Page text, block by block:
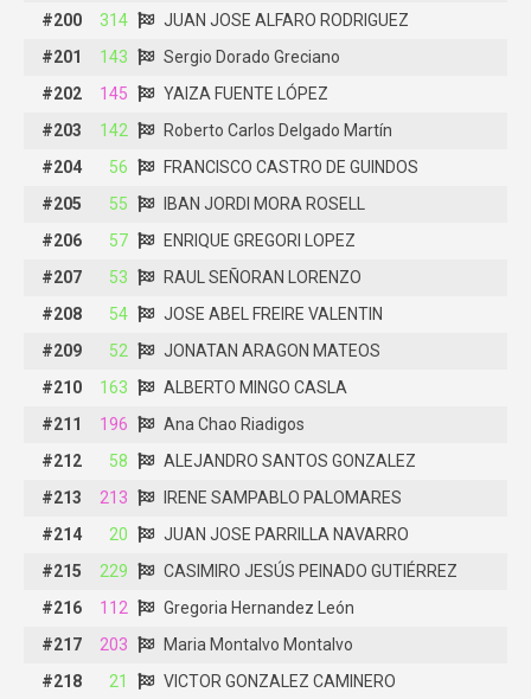
#200
314
JUAN JOSE ALFARO RODRIGUEZ
#201
143
Sergio Dorado Greciano
#202
145
YAIZA FUENTE LÓPEZ
#203
142
Roberto Carlos Delgado Martín
#204
56
FRANCISCO CASTRO DE GUINDOS
#205
55
IBAN JORDI MORA ROSELL
#206
57
ENRIQUE GREGORI LOPEZ
#207
53
RAUL SEÑORAN LORENZO
#208
54
JOSE ABEL FREIRE VALENTIN
#209
52
JONATAN ARAGON MATEOS
#210
163
ALBERTO MINGO CASLA
#211
196
Ana Chao Riadigos
#212
58
ALEJANDRO SANTOS GONZALEZ
#213
213
IRENE SAMPABLO PALOMARES
#214
20
JUAN JOSE PARRILLA NAVARRO
#215
229
CASIMIRO JESÚS PEINADO GUTIÉRREZ
#216
112
Gregoria Hernandez León
#217
203
Maria Montalvo Montalvo
#218
21
VICTOR GONZALEZ CAMINERO
#200
314
JUAN JOSE ALFARO RODRIGUEZ
#201
143
Sergio Dorado Greciano
#202
145
YAIZA FUENTE LÓPEZ
#203
142
Roberto Carlos Delgado Martín
#204
FRANCISCO CASTRO DE GUINDOS
#205
IBAN JORDI MORA ROSELL
#206
ENRIQUE GREGORI LOPEZ
#207
RAUL SEÑORAN LORENZO
#208
JOSE ABEL FREIRE VALENTIN
#209
JONATAN ARAGON MATEOS
#210
163
ALBERTO MINGO CASLA
#211
196
Ana Chao Riadigos
#212
ALEJANDRO SANTOS GONZALEZ
#213
213
IRENE SAMPABLO PALOMARES
#214
JUAN JOSE PARRILLA NAVARRO
#215
229
CASIMIRO JESÚS PEINADO GUTIÉRREZ
#216
112
Gregoria Hernandez León
#217
203
Maria Montalvo Montalvo
#218
VICTOR GONZALEZ CAMINERO